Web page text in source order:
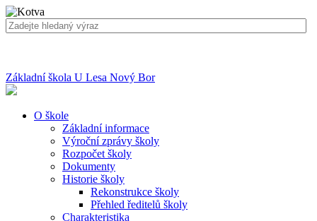
Základní škola U Lesa Nový Bor
O škole
Základní informace
Výroční zprávy školy
Rozpočet školy
Dokumenty
Historie školy
Rekonstrukce školy
Přehled ředitelů školy
Charakteristika